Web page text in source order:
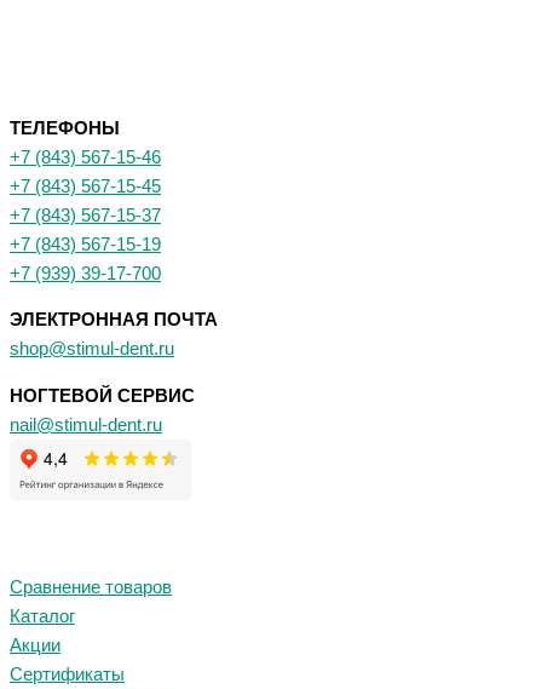
ТЕЛЕФОНЫ
+7 (843) 567-15-46
+7 (843) 567-15-45
+7 (843) 567-15-37
+7 (843) 567-15-19
+7 (939) 39-17-700
ЭЛЕКТРОННАЯ ПОЧТА
shop@stimul-dent.ru
НОГТЕВОЙ СЕРВИС
nail@stimul-dent.ru
Сравнение товаров
Каталог
Акции
Сертификаты